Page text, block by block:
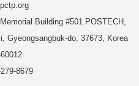
Building #501 POSTECH,
Gyeongsangbuk-do, 37673, Korea
8679